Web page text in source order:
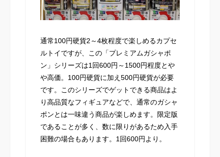
通常100円硬貨2～4枚程度で楽しめるカプセ
ルトイですが、この「プレミアムガシャポ
ン」シリーズは1回600円～1500円程度とや
や高価。100円硬貨に加え500円硬貨が必要
です。このシリーズでゲットできる商品はよ
り高品質なフィギュアなどで、通常のガシャ
ポンとは一味違う商品が楽しめます。限定版
であることが多く、数に限りがあるため入手
困難の場合もあります。1回600円より。